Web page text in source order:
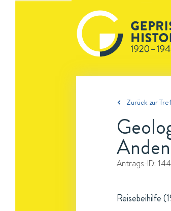
Zurück zur
Anden
Antrags-ID:
Reisebeihilfe